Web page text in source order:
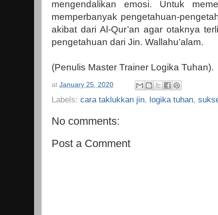
mengendalikan emosi. Untuk
memperbanyak pengetahuan-
akibat dari Al-Qur’an agar otaknya
pengetahuan dari Jin. Wallahu’alam.
(Penulis Master Trainer Logika Tuhan).
at January 25, 2020
Labels: cara taklukkan jin, logika tuhan,
No comments:
Post a Comment